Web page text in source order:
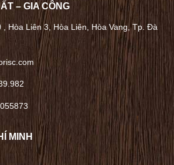
– GIA CÔNG
Hòa Liên 3, Hòa Liên, Hòa Vang, Tp. Đà
MINH